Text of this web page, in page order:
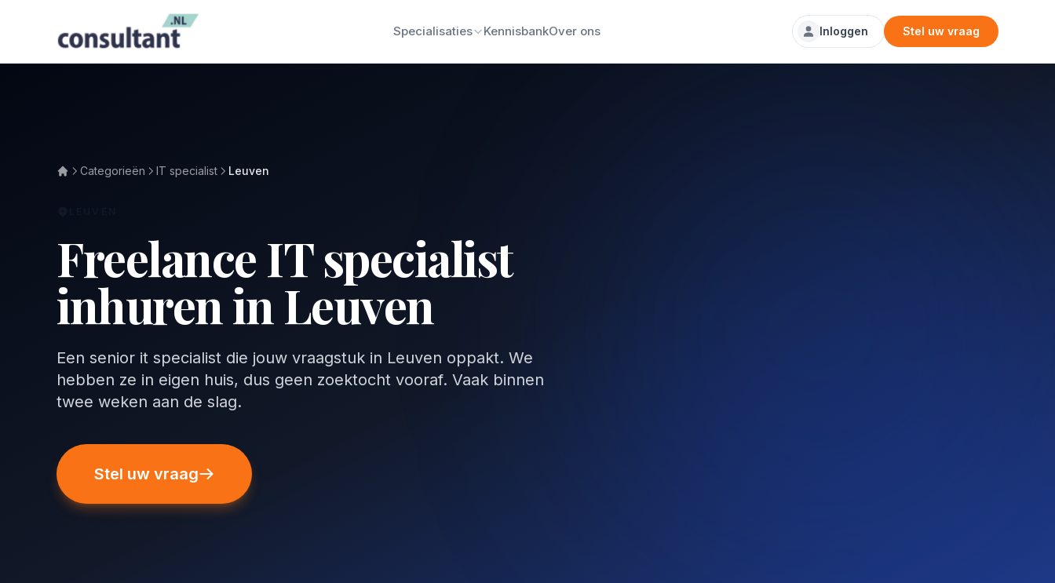
Specialisaties KennisbankOver ons Inloggen Stel uw vraag
Categorieën IT specialist Leuven
Freelance IT specialist
inhuren in Leuven
Een senior it specialist die jouw vraagstuk in Leuven oppakt. We
hebben ze in eigen huis, dus geen zoektocht vooraf. Vaak binnen
twee weken aan de slag.
Stel uw vraag